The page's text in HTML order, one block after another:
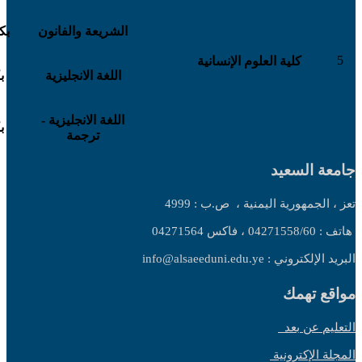
كلية العلوم الإنسانية
الشريعة والفانون
اللغة الانجليزية
اللغة الانجليزية -
ترجمة
جامعة السعيد
تعز ، الجمهورية اليمنية ، ص.ب : 4999
هاتف : 04271558/60 ، فاكس 04271564
البريد الإلكتروني : info@alsaeeduni.edu.ye
مواقع تهمك
التعليم عن بعد
المجلة الإكترونية